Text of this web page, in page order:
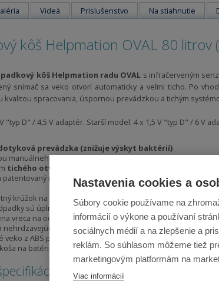
Videá Príslušenstvo Na stiahnutie
kôš Helpmation OVAL 80 litrov
kôš Helpmation radu OVAL s infračerveným
snímač sa veko otvorí automaticky a veľmi ticho. Po
kvalitou spracovania, úspornou prevádzkou a tichým
"typ D" / 4,5 V adaptér. Starší model: 4 x 1,5 V "typ D" / 6 V
prevádzka (znižuje výskyt baktérií)
manuálneho režimu
tichého otvárania veka
patentovaný mikročip, vďaka ktorému batéria vydrží veľmi
krúžok na zabezpečenie vrecka na odpadky
sú úplne skryté vo vnútri koša
vreca na odpadky
oceľ
z ABS plastu
na batérie alebo adaptér (nie je súčasťou balenia)
Nastavenia cookies a
Súbory cookie používame na
informácií o výkone a používaní
sociálnych médií a na zlepšenie a
reklám. So súhlasom môžeme tiež
marketingovým platformám na
Viac informácií